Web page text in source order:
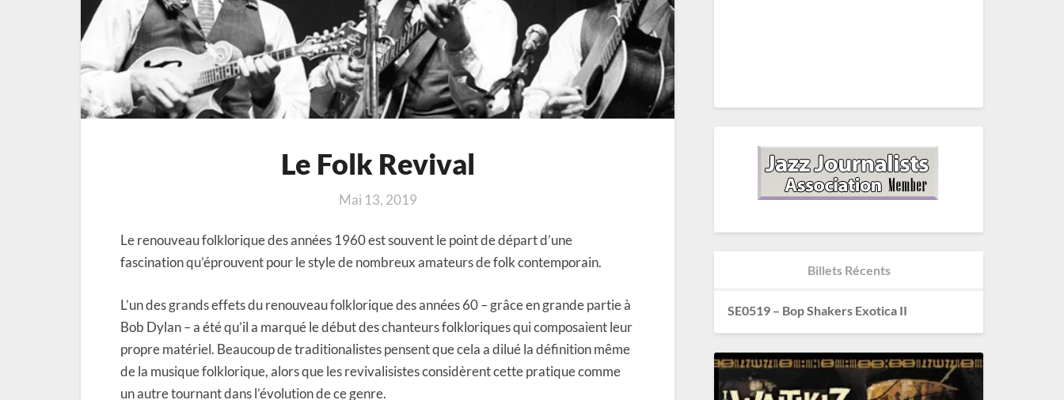
Le Folk Revival
Mai 13, 2019
Le renouveau folklorique des années 1960 est souvent le point de départ d’une
fascination qu’éprouvent pour le style de nombreux amateurs de folk contemporain.
L’un des grands effets du renouveau folklorique des années 60 – grâce en grande partie à
Bob Dylan – a été qu’il a marqué le début des chanteurs folkloriques qui composaient leur
propre matériel. Beaucoup de traditionalistes pensent que cela a dilué la définition même
de la musique folklorique, alors que les revivalisistes considèrent cette pratique comme
un autre tournant dans l’évolution de ce genre.
Billets Récents
SE0519 – Bop Shakers Exotica II